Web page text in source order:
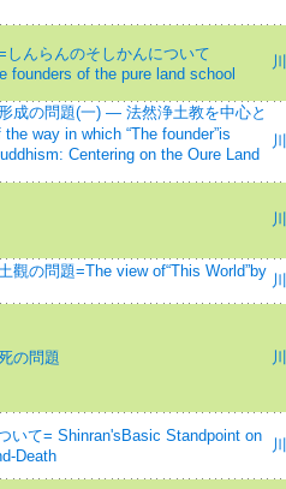
んらんのそしかんについて
founders of the pure land school
成の問題(一) — 法然浄土教を中心と
way in which “The founder”is
Centering on the Oure Land
觀の問題=The view of“This World”by
の問題
いて= Shinran'sBasic Standpoint on
Death